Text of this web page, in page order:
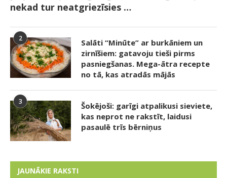
nekad tur neatgriezīsies …
2
Salāti “Minūte” ar burkāniem un
zirnīšiem: gatavoju tieši pirms
pasniegšanas. Mega-ātra recepte
no tā, kas atradās mājās
3
Šokējoši: garīgi atpalikusi sieviete,
kas neprot ne rakstīt, laidusi
pasaulē trīs bērniņus
JAUNĀKIE RAKSTI